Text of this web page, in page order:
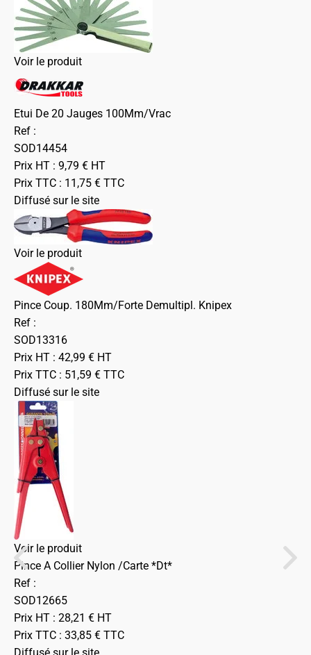
Voir le produit
Etui De 20 Jauges 100Mm/Vrac
Ref :
SOD14454
Prix HT : 9,79 € HT
Prix TTC : 11,75 € TTC
Diffusé sur le site
Voir le produit
Pince Coup. 180Mm/Forte Demultipl. Knipex
Ref :
SOD13316
Prix HT : 42,99 € HT
Prix TTC : 51,59 € TTC
Diffusé sur le site
Voir le produit
Pince A Collier Nylon /Carte *Dt*
Ref :
SOD12665
Prix HT : 28,21 € HT
Prix TTC : 33,85 € TTC